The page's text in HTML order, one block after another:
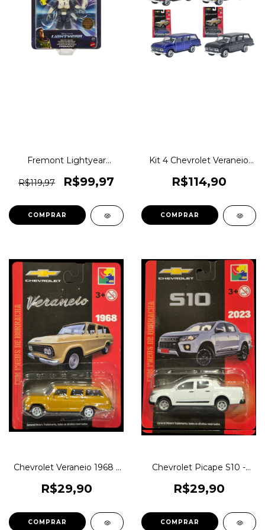
Fremont Lightyear
Original 1magnus
R$119,97 R$99,97
Kit 4 Chevrolet Veraneio
Toys Die Cast Real Riders
(pneus de borracha) Oficial
R$114,90
Chevrolet Veraneio 1968 -
Toys Die Cast - Real Riders
(pneus de borracha)
GM 1magnus
R$29,90
COMPRAR
Chevrolet Picape S10 -
Riders (pneus de borracha)
Produto Oficial Licenciado
R$29,90
COMPRAR